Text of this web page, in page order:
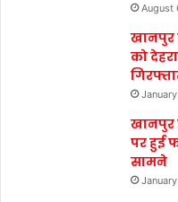
August
खानपुर
को
खानपुर
पर हुई
सामने